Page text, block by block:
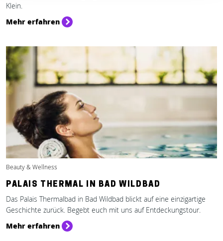
Klein.
Mehr erfahren
Beauty & Wellness
PALAIS THERMAL IN BAD WILDBAD
Das Palais Thermalbad in Bad Wildbad blickt auf eine einzigartige
Geschichte zurück. Begebt euch mit uns auf Entdeckungstour.
Mehr erfahren